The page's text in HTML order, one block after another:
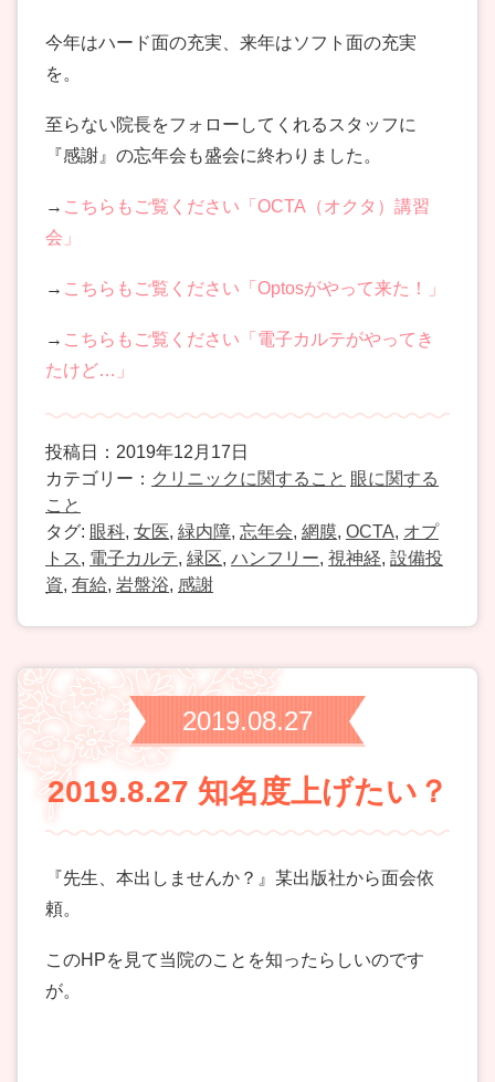
今年はハード面の充実、来年はソフト面の充実
を。
至らない院長をフォローしてくれるスタッフに
『感謝』の忘年会も盛会に終わりました。
→ こちらもご覧ください「OCTA（オクタ）講習
会」
→ こちらもご覧ください「Optosがやって来た！」
→ こちらもご覧ください「電子カルテがやってき
たけど…」
投稿日：2019年12月17日
カテゴリー： クリニックに関すること 眼に関する
こと
タグ: 眼科, 女医, 緑内障, 忘年会, 網膜, OCTA, オプ
トス , 電子カルテ, 緑区, ハンフリー, 視神経, 設備投
資, 有給, 岩盤浴, 感謝
2019.08.27
2019.8.27 知名度上げたい？
『先生、本出しませんか？』某出版社から面会依
頼。
このHPを見て当院のことを知ったらしいのです
が。